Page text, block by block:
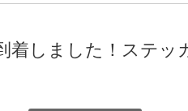
着しました！ステッ